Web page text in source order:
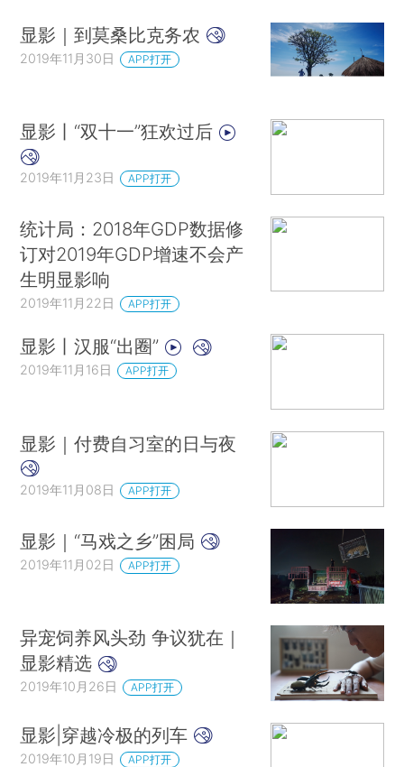
显影｜到莫桑比克务农
2019年11月30日 APP打开
显影丨“双十一”狂欢过后
2019年11月23日 APP打开
统计局：2018年GDP数据修
订对2019年GDP增速不会产
生明显影响
2019年11月22日 APP打开
显影丨汉服“出圈”
2019年11月16日 APP打开
显影｜付费自习室的日与夜
2019年11月08日 APP打开
显影｜“马戏之乡”困局
2019年11月02日 APP打开
异宠饲养风头劲 争议犹在｜
显影精选
2019年10月26日 APP打开
显影|穿越冷极的列车
2019年10月19日 APP打开